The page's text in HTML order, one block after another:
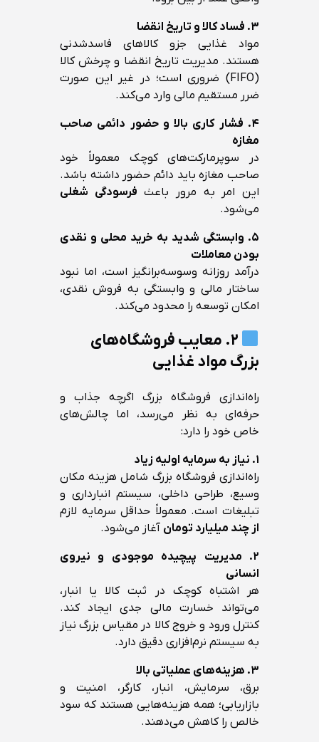
۳. فساد کالا و تاریخ انقضا
مواد غذایی جزو کالاهای فاسدشدنی
هستند. مدیریت تاریخ انقضا و چرخش کالا
(FIFO) ضروری است؛ در غیر این صورت
ضرر مستقیم مالی وارد می‌کند.
۴. فشار کاری بالا و حضور دائمی صاحب
مغازه
در سوپرمارکت‌های کوچک معمولاً خود
صاحب مغازه باید دائم حضور داشته باشد.
این امر به مرور باعث فرسودگی شغلی
می‌شود.
۵. وابستگی شدید به خرید محلی و نقدی
بودن معاملات
درآمد روزانه وسوسه‌برانگیز است، اما نبود
ساختار مالی و وابستگی به فروش نقدی،
امکان توسعه را محدود می‌کند.
۲. معایب فروشگاه‌های
بزرگ مواد غذایی
راه‌اندازی فروشگاه بزرگ اگرچه جذاب و
حرفه‌ای به نظر می‌رسد، اما چالش‌های
خاص خود را دارد:
۱. نیاز به سرمایه اولیه زیاد
راه‌اندازی فروشگاه بزرگ شامل هزینه مکان
وسیع، طراحی داخلی، سیستم انبارداری و
تبلیغات است. معمولاً حداقل سرمایه لازم
از چند میلیارد تومان آغاز می‌شود.
۲. مدیریت پیچیده موجودی و نیروی
انسانی
هر اشتباه کوچک در ثبت کالا یا انبار،
می‌تواند خسارت مالی جدی ایجاد کند.
کنترل ورود و خروج کالا در مقیاس بزرگ نیاز
به سیستم نرم‌افزاری دقیق دارد.
۳. هزینه‌های عملیاتی بالا
برق، سرمایش، انبار، کارگر، امنیت و
بازاریابی؛ همه هزینه‌هایی هستند که سود
خالص را کاهش می‌دهند.